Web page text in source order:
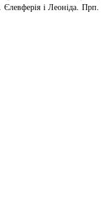
Єлев­ферiя i Леонiда. Прп.